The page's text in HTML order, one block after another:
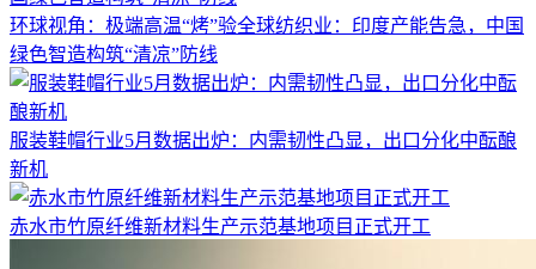
环球视角：极端高温“烤”验全球纺织业：印度产能告急，中国
绿色智造构筑“清凉”防线
服装鞋帽行业5月数据出炉：内需韧性凸显，出口分化中酝酿
新机
赤水市竹原纤维新材料生产示范基地项目正式开工